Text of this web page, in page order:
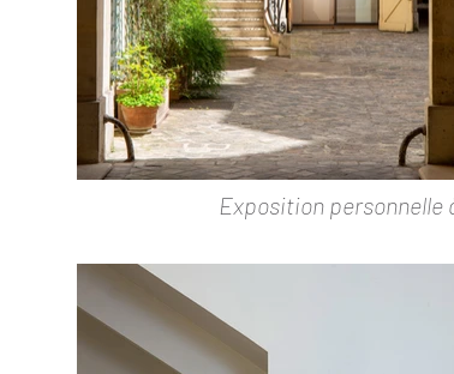
Exposition personnelle